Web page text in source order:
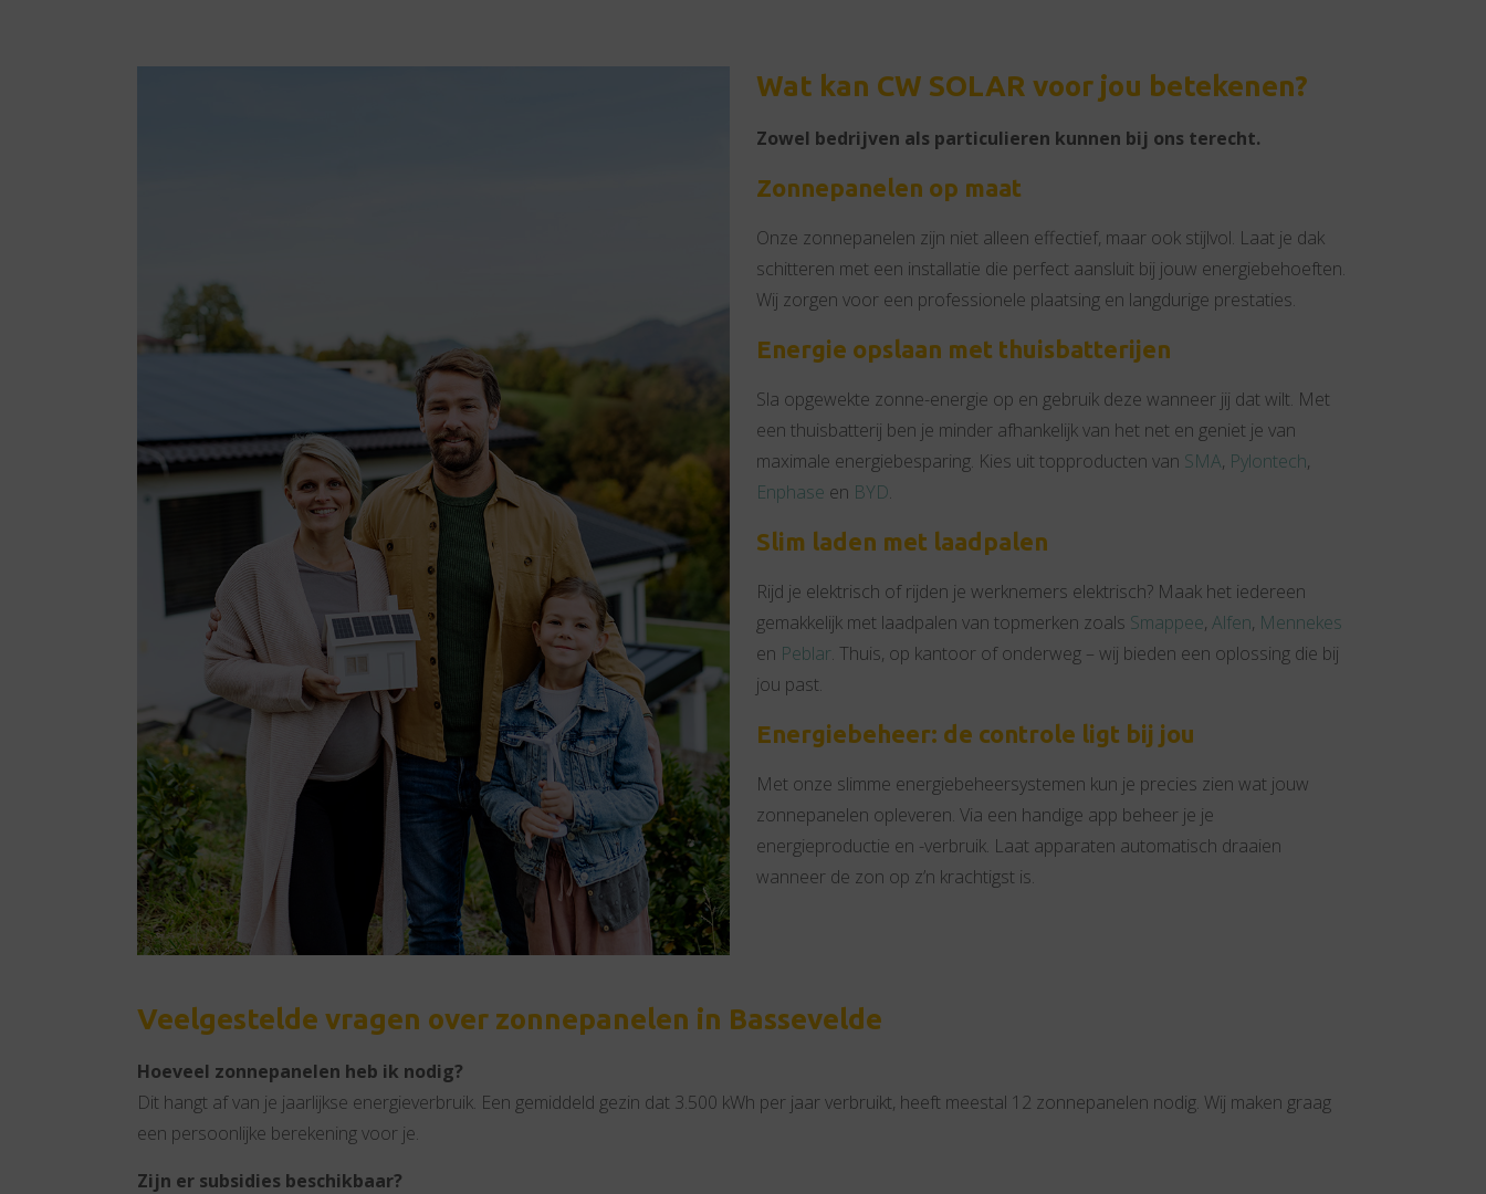
Wat kan CW SOLAR voor jou betekenen?
Zowel bedrijven als particulieren kunnen bij ons terecht.
Zonnepanelen op maat
Onze zonnepanelen zijn niet alleen effectief, maar ook stijlvol. Laat je dak
schitteren met een installatie die perfect aansluit bij jouw energiebehoeften.
Wij zorgen voor een professionele plaatsing en langdurige prestaties.
Energie opslaan met thuisbatterijen
Sla opgewekte zonne-energie op en gebruik deze wanneer jij dat wilt. Met
een thuisbatterij ben je minder afhankelijk van het net en geniet je van
maximale energiebesparing. Kies uit topproducten van SMA, Pylontech,
Enphase en BYD.
Slim laden met laadpalen
Rijd je elektrisch of rijden je werknemers elektrisch? Maak het iedereen
gemakkelijk met laadpalen van topmerken zoals Smappee, Alfen, Mennekes
en Peblar. Thuis, op kantoor of onderweg – wij bieden een oplossing die bij
jou past.
Energiebeheer: de controle ligt bij jou
Met onze slimme energiebeheersystemen kun je precies zien wat jouw
zonnepanelen opleveren. Via een handige app beheer je je
energieproductie en -verbruik. Laat apparaten automatisch draaien
wanneer de zon op z’n krachtigst is.
Veelgestelde vragen over zonnepanelen in Bassevelde
Hoeveel zonnepanelen heb ik nodig?
Dit hangt af van je jaarlijkse energieverbruik. Een gemiddeld gezin dat 3.500 kWh per jaar verbruikt, heeft meestal 12 zonnepanelen nodig. Wij maken graag
een persoonlijke berekening voor je.
Zijn er subsidies beschikbaar?